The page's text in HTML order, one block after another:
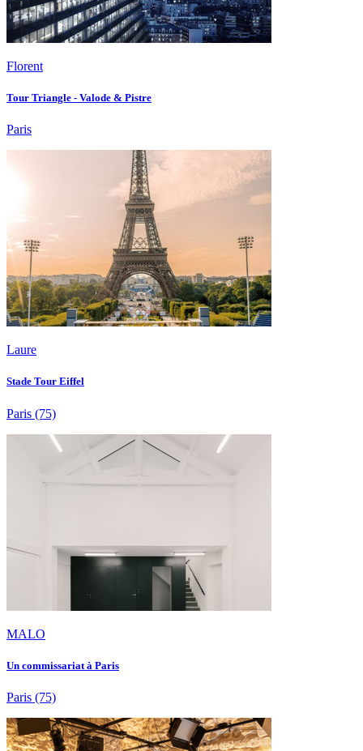
Florent
Tour Triangle - Valode & Pistre
Paris
Laure
Stade Tour Eiffel
Paris (75)
MALO
Un commissariat à Paris
Paris (75)